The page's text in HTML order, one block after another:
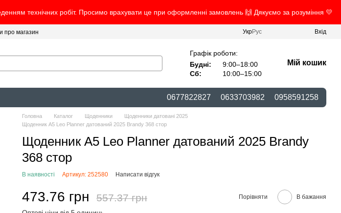
технічних робіт. Просимо врахувати це при оформленні замовлень 🙌 Дякуємо за розуміння 💛
про магазин УкрРус Вхід
Графік роботи:
Будні:
9:00–18:00
Сб:
10:00–15:00
Мій кошик
0677822827 0633703982 0958591258
Головна Каталог Щоденники
Щоденники датовані 2025
Щоденник А5 Leo Planner датований 2025 Brandy 368 стор
Щоденник А5 Leo Planner датований 2025 Brandy
368 стор
В наявності Артикул: 252580 Написати відгук
473.76 грн 557.37 грн Порівняти В бажання